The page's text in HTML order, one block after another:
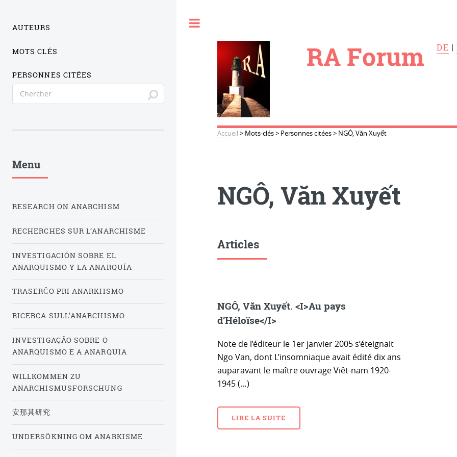
RA Forum DE |
Accueil > Mots-clés> Personnes citées> NGÔ, Văn Xuyết
NGÔ, Văn Xuyết
Articles
NGÔ, Văn Xuyết. <I>Au pays
d’Héloïse</I>
Note de l’éditeur le 1er janvier 2005 s’éteignait
Ngo Van, dont L’insomniaque avait édité dix ans
auparavant le maître ouvrage Viêt-nam 1920-
1945 (…)
LIRE LA SUITE
AUTEURS
MOTS CLÉS
PERSONNES CITÉES
Menu
RESEARCH ON ANARCHISM
RECHERCHES SUR L’ANARCHISME
INVESTIGACIÓN SOBRE EL
ANARQUISMO Y LA ANARQUÍA
TRASERĈO PRI ANARKIISMO
RICERCA SULL’ANARCHISMO
INVESTIGAÇÃO SOBRE O
ANARQUISMO E A ANARQUIA
WILLKOMMEN ZU
ANARCHISMUSFORSCHUNG
安那其研究
UNDERSÖKNING OM ANARKISME